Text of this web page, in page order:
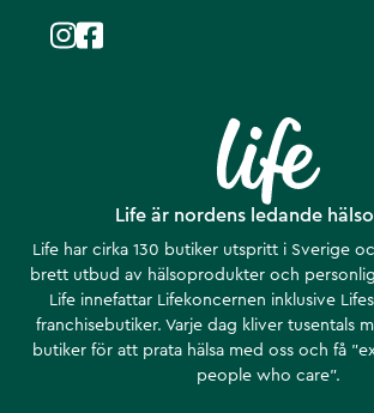
Life är nordens ledande
Life har cirka 130 butiker utspritt i Sverige
brett utbud av hälsoprodukter och
Life innefattar Lifekoncernen inklusive
franchisebutiker. Varje dag kliver tusentals
butiker för att prata hälsa med oss och få
people who care”.